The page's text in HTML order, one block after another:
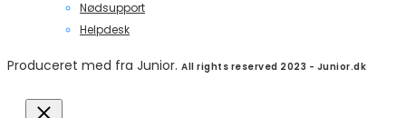
Nødsupport
Helpdesk
Produceret med fra Junior. All rights reserved 2023 - Junior.dk